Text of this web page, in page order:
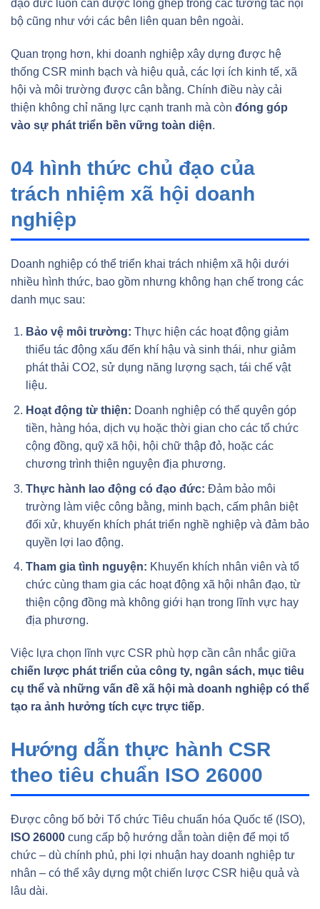
đạo đức luôn cần được lồng ghép trong các tương tác nội
bộ cũng như với các bên liên quan bên ngoài.
Quan trọng hơn, khi doanh nghiệp xây dựng được hệ
thống CSR minh bạch và hiệu quả, các lợi ích kinh tế, xã
hội và môi trường được cân bằng. Chính điều này cải
thiện không chỉ năng lực cạnh tranh mà còn đóng góp
vào sự phát triển bền vững toàn diện.
04 hình thức chủ đạo của
trách nhiệm xã hội doanh
nghiệp
Doanh nghiệp có thể triển khai trách nhiệm xã hội dưới
nhiều hình thức, bao gồm nhưng không hạn chế trong các
danh mục sau:
Bảo vệ môi trường: Thực hiện các hoạt động giảm
thiểu tác động xấu đến khí hậu và sinh thái, như giảm
phát thải CO2, sử dụng năng lượng sạch, tái chế vật
liệu.
Hoạt động từ thiện: Doanh nghiệp có thể quyên góp
tiền, hàng hóa, dịch vụ hoặc thời gian cho các tổ chức
cộng đồng, quỹ xã hội, hội chữ thập đỏ, hoặc các
chương trình thiện nguyện địa phương.
Thực hành lao động có đạo đức: Đảm bảo môi
trường làm việc công bằng, minh bạch, cấm phân biệt
đối xử, khuyến khích phát triển nghề nghiệp và đảm bảo
quyền lợi lao động.
Tham gia tình nguyện: Khuyến khích nhân viên và tổ
chức cùng tham gia các hoạt động xã hội nhân đạo, từ
thiện cộng đồng mà không giới hạn trong lĩnh vực hay
địa phương.
Việc lựa chọn lĩnh vực CSR phù hợp cần cân nhắc giữa
chiến lược phát triển của công ty, ngân sách, mục tiêu
cụ thể và những vấn đề xã hội mà doanh nghiệp có thể
tạo ra ảnh hưởng tích cực trực tiếp.
Hướng dẫn thực hành CSR
theo tiêu chuẩn ISO 26000
Được công bố bởi Tổ chức Tiêu chuẩn hóa Quốc tế (ISO),
ISO 26000 cung cấp bộ hướng dẫn toàn diện để mọi tổ
chức – dù chính phủ, phi lợi nhuận hay doanh nghiệp tư
nhân – có thể xây dựng một chiến lược CSR hiệu quả và
lâu dài.